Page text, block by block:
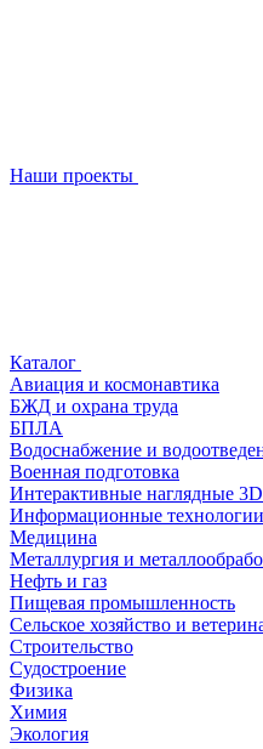
Наши проекты
Каталог
Авиация и космонавтика
БЖД и охрана труда
БПЛА
Водоснабжение и
Военная подготовка
Интерактивные наглядные
Информационные технологии
Медицина
Металлургия и
Нефть и газ
Пищевая промышленность
Сельское хозяйство и
Строительство
Судостроение
Физика
Химия
Экология